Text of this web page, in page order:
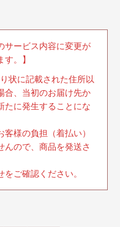
サービス内容に変更が
。】
状に記載された住所以
合、当初のお届け先か
たに発生することにな
様の負担（着払い）
んので、商品を発送さ
ご確認ください。